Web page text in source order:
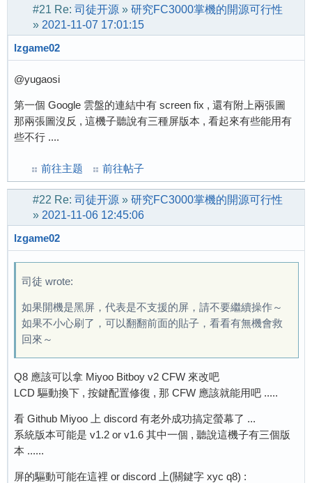
#21 Re: 司徒开源 » 研究FC3000掌機的開源可行性
» 2021-11-07 17:01:15
lzgame02
@yugaosi
第一個 Google 雲盤的連結中有 screen fix , 還有附上兩張圖
那兩張圖沒反 , 這機子聽說有三種屏版本 , 看起來有些能用有
些不行 ....
前往主题 前往帖子
#22 Re: 司徒开源 » 研究FC3000掌機的開源可行性
» 2021-11-06 12:45:06
lzgame02
司徒 wrote:
如果開機是黑屏，代表是不支援的屏，請不要繼續操作～
如果不小心刷了，可以翻翻前面的貼子，看看有無機會救
回來～
Q8 應該可以拿 Miyoo Bitboy v2 CFW 來改吧
LCD 驅動換下 , 按鍵配置修復 , 那 CFW 應該就能用吧 .....
看 Github Miyoo 上 discord 有老外成功搞定螢幕了 ...
系統版本可能是 v1.2 or v1.6 其中一個 , 聽說這機子有三個版
本 ......
屏的驅動可能在這裡 or discord 上(關鍵字 xyc q8) :